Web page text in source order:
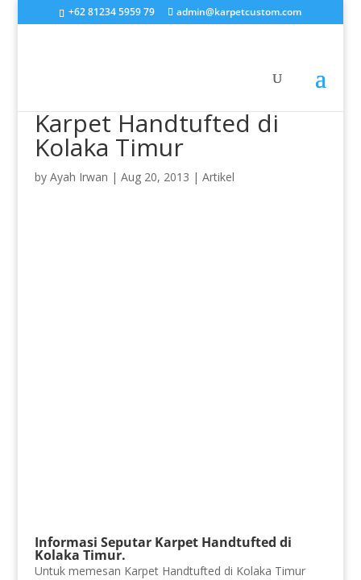
+62 81234 5959 79 admin@karpetcustom.com
Karpet Handtufted di
Kolaka Timur
by Ayah Irwan | Aug 20, 2013 | Artikel
Informasi Seputar Karpet Handtufted di
Kolaka Timur.
Untuk memesan Karpet Handtufted di Kolaka Timur